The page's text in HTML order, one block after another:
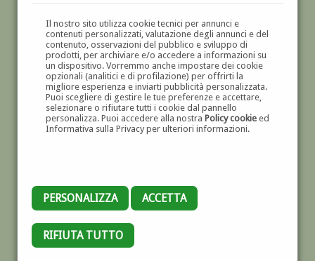
Il nostro sito utilizza cookie tecnici per annunci e
contenuti personalizzati, valutazione degli annunci e del
contenuto, osservazioni del pubblico e sviluppo di
prodotti, per archiviare e/o accedere a informazioni su
un dispositivo. Vorremmo anche impostare dei cookie
opzionali (analitici e di profilazione) per offrirti la
migliore esperienza e inviarti pubblicità personalizzata.
Puoi scegliere di gestire le tue preferenze e accettare,
selezionare o rifiutare tutti i cookie dal pannello
personalizza. Puoi accedere alla nostra Policy cookieed
Informativa sulla Privacy per ulteriori informazioni.
PERSONALIZZA ACCETTA
RIFIUTA TUTTO
GALLERIAD'ARTE
DIPINTI E SCULTURE '800 E '900